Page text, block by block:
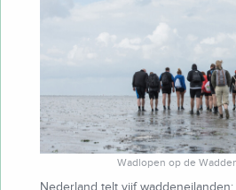
Wadlopen op de